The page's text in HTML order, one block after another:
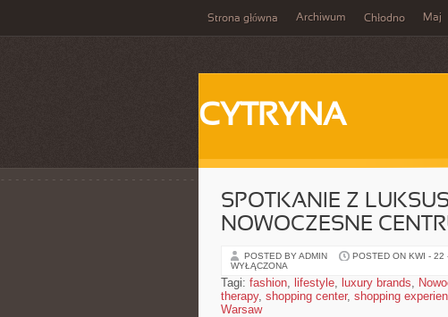
Strona główna Archiwum Chłodno Maj
CYTRYNA
SPOTKANIE Z
NOWOCZESNE
POSTED BY ADMIN POSTED ON KWI - 22
WYŁĄCZONA
Tagi: fashion, lifestyle, luxury brands,
therapy, shopping center, shopping
Warsaw